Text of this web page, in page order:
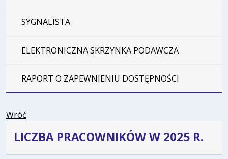
SYGNALISTA
ELEKTRONICZNA SKRZYNKA PODAWCZA
RAPORT O ZAPEWNIENIU DOSTĘPNOŚCI
Wróć
LICZBA PRACOWNIKÓW W 2025 R.